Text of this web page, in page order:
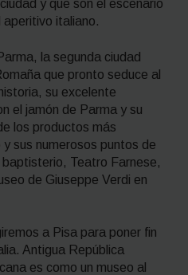
y que son el escenario
italiano.
la segunda ciudad
que pronto seduce al
su excelente
el jamón de Parma y su
los productos más
sus numerosos puntos de
Teatro Farnese,
de Giuseppe Verdi en
a Pisa para poner fin
Antigua República
es como un museo al